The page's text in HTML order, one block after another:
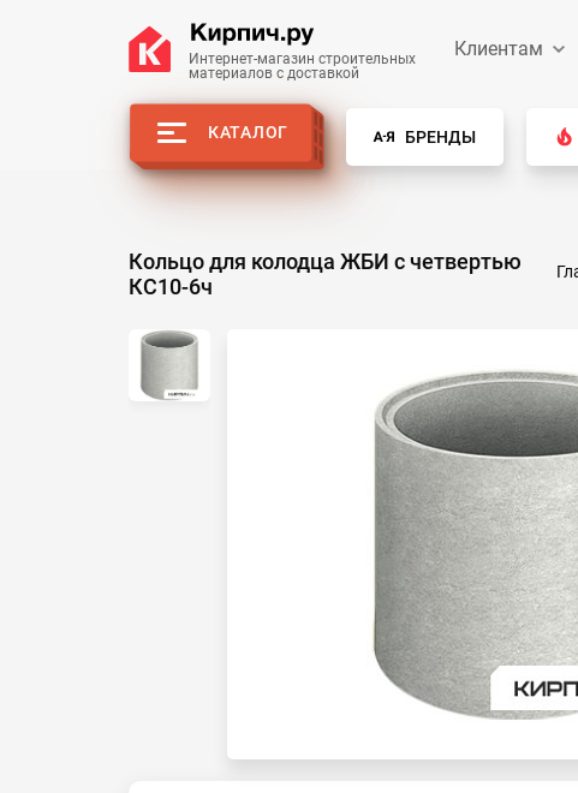
Интернет-магазин строительных
материалов с доставкой
Клиентам
КАТАЛОГ БРЕНДЫ
Кольцо для колодца ЖБИ с четвертью
КС10-6ч